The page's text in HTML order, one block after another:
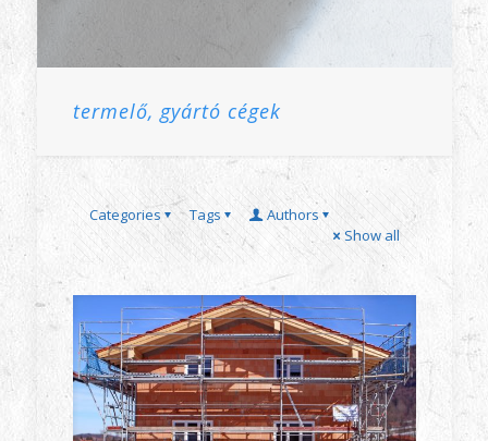
termelő, gyártó cégek
Categories Tags
Authors
Show all